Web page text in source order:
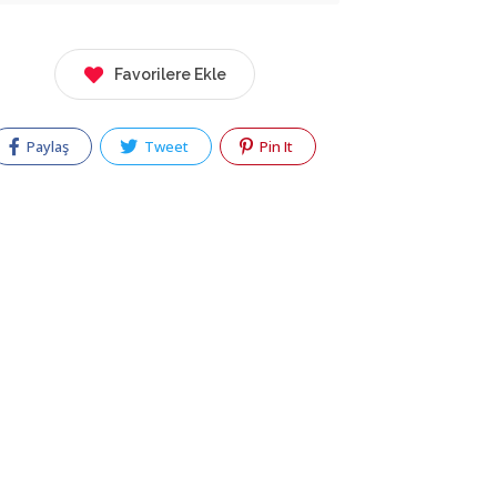
Favorilere Ekle
Paylaş Tweet Pin It